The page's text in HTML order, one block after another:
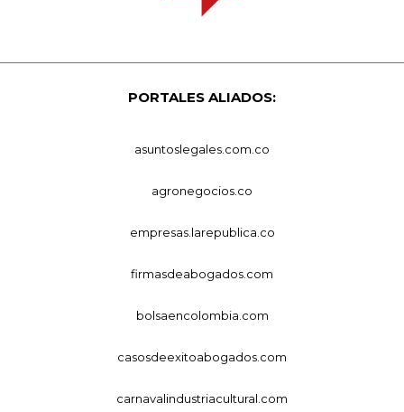
PORTALES ALIADOS:
asuntoslegales.com.co
agronegocios.co
empresas.larepublica.co
firmasdeabogados.com
bolsaencolombia.com
casosdeexitoabogados.com
carnavalindustriacultural.com